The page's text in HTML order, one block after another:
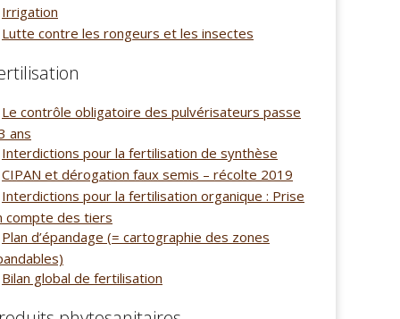
Irrigation
Lutte contre les rongeurs et les insectes
Le contrôle obligatoire des pulvérisateurs passe
ans
Interdictions pour la fertilisation de synthèse
CIPAN et dérogation faux semis – récolte 2019
Interdictions pour la fertilisation organique : Prise
compte des tiers
Plan d’épandage (= cartographie des zones
Bilan global de fertilisation